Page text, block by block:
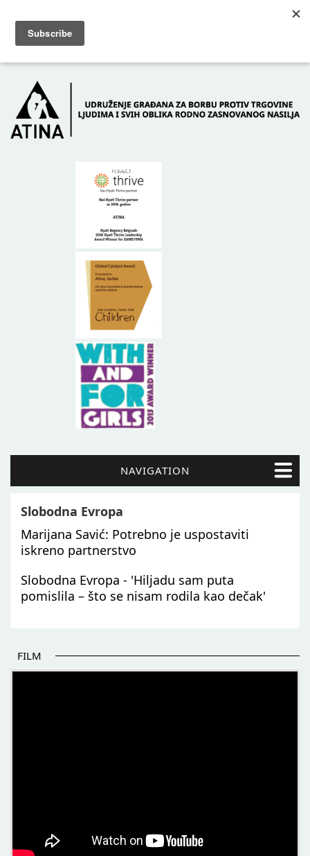
POČETNA O NAMA
NAVIGATION
Slobodna Evropa
Marijana Savić: Potrebno je uspostaviti
iskreno partnerstvo
Slobodna Evropa - 'Hiljadu sam puta
pomislila – što se nisam rodila kao dečak'
FILM